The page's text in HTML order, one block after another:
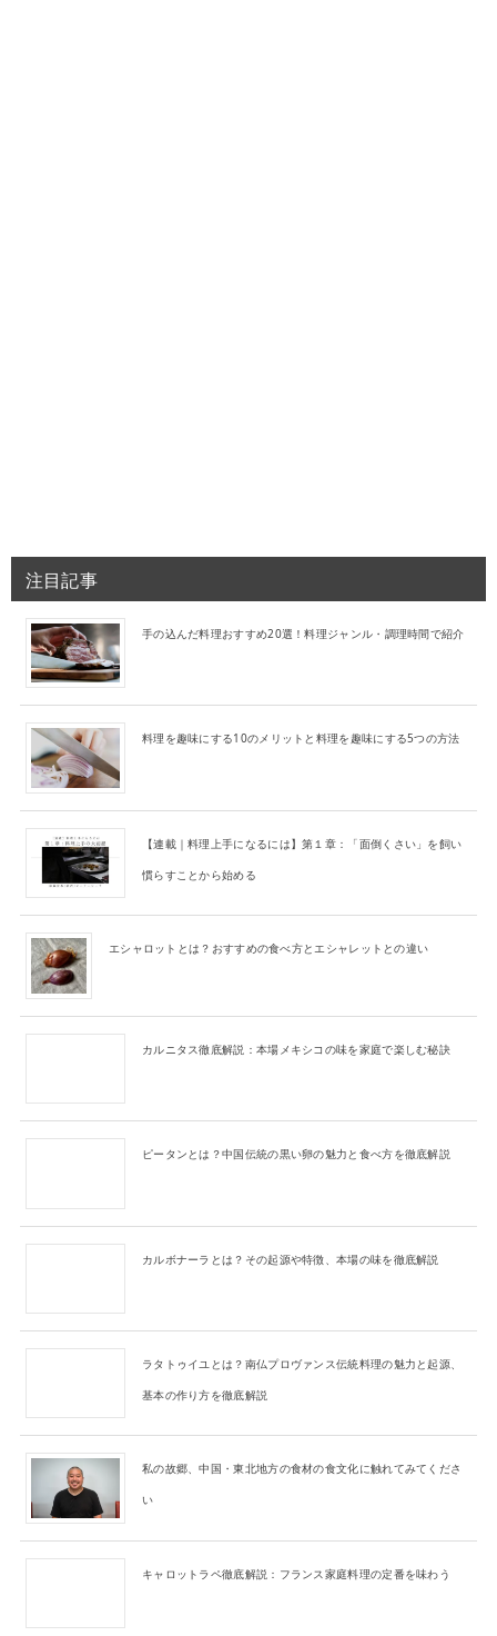
注目記事
手の込んだ料理おすすめ20選！料理ジャンル・調理時間で紹介
料理を趣味にする10のメリットと料理を趣味にする5つの方法
【連載｜料理上手になるには】第１章：「面倒くさい」を飼い
慣らすことから始める
エシャロットとは？おすすめの食べ方とエシャレットとの違い
カルニタス徹底解説：本場メキシコの味を家庭で楽しむ秘訣
ピータンとは？中国伝統の黒い卵の魅力と食べ方を徹底解説
カルボナーラとは？その起源や特徴、本場の味を徹底解説
ラタトゥイユとは？南仏プロヴァンス伝統料理の魅力と起源、
基本の作り方を徹底解説
私の故郷、中国・東北地方の食材の食文化に触れてみてくださ
い
キャロットラペ徹底解説：フランス家庭料理の定番を味わう